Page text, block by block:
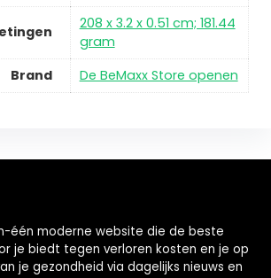
208 x 3.2 x 0.51 cm; 181.44
gram
Brand
De BeMaxx Store openen
één moderne website die de beste
je biedt tegen verloren kosten en je op
je gezondheid via dagelijks nieuws en